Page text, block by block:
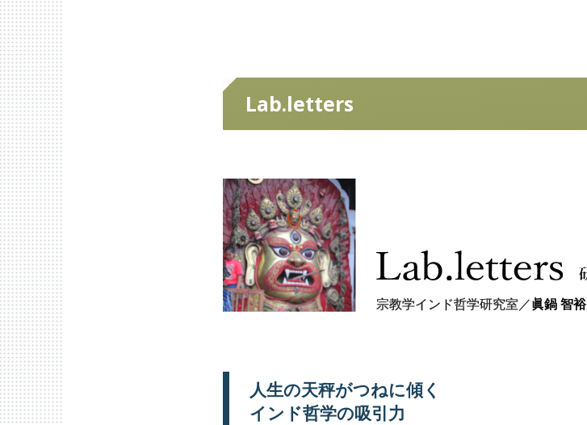
Lab.letters
宗教学インド哲学研究室／眞鍋 智裕
人生の天秤がつねに傾く
インド哲学の吸引力